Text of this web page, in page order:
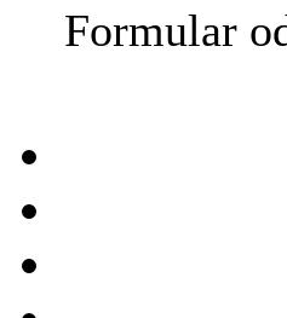
Formular